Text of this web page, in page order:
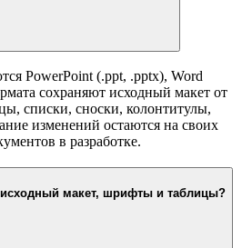
PowerPoint (.ppt, .pptx), Word
сохраняют исходный макет от
списки, сноски, колонтитулы,
изменений остаются на своих
в разработке.
макет, шрифты и таблицы?